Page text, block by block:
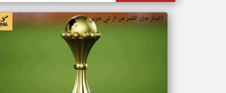
اخبار جزر القمر من ار تي عربي